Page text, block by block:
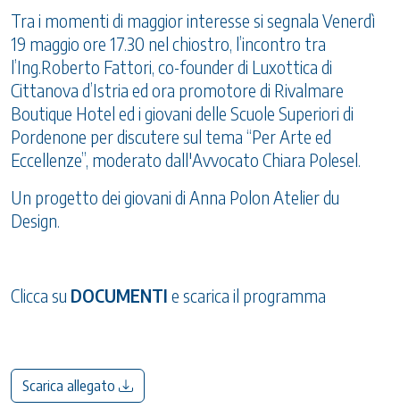
Tra i momenti di maggior interesse si segnala Venerdì
19 maggio ore 17.30 nel chiostro, l’incontro tra
l’Ing.Roberto Fattori, co-founder di Luxottica di
Cittanova d’Istria ed ora promotore di Rivalmare
Boutique Hotel ed i giovani delle Scuole Superiori di
Pordenone per discutere sul tema “Per Arte ed
Eccellenze”, moderato dall'Avvocato Chiara Polesel.
Un progetto dei giovani di Anna Polon Atelier du
Design.
Clicca su DOCUMENTI e scarica il programma
Scarica allegato